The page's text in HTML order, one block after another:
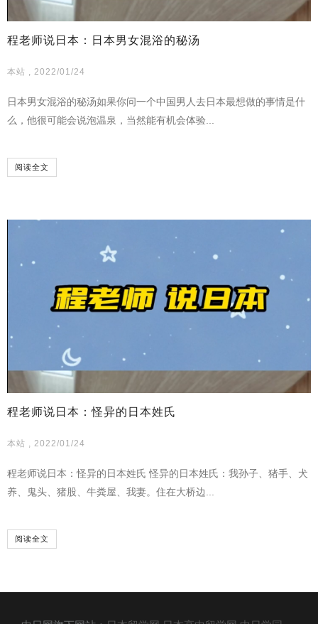
程老师说日本：日本男女混浴的秘汤
本站 , 2022/01/24
日本男女混浴的秘汤如果你问一个中国男人去日本最想做的事情是什
么，他很可能会说泡温泉，当然能有机会体验...
阅读全文
程老师说日本：怪异的日本姓氏
本站 , 2022/01/24
程老师说日本：怪异的日本姓氏 怪异的日本姓氏：我孙子、猪手、犬
养、鬼头、猪股、牛粪屋、我妻。住在大桥边...
阅读全文